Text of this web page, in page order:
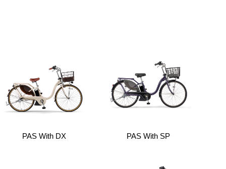
PAS With DX PAS With SP